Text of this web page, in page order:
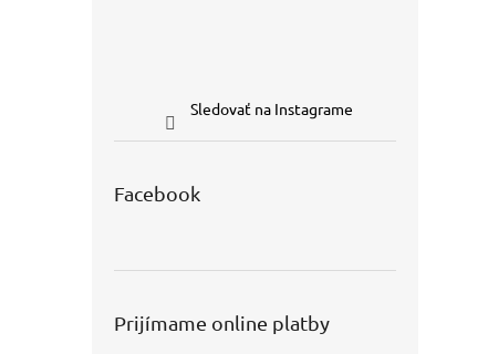
Sledovať na Instagrame
Facebook
Prijímame online platby